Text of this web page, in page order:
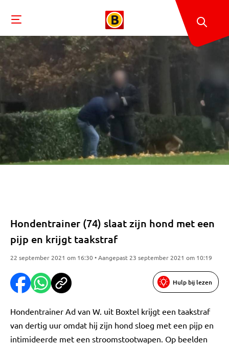
Hondentrainer (74) slaat zijn hond met een
pijp en krijgt taakstraf
22 september 2021 om 16:30 • Aangepast 23 september 2021 om 10:19
Hulp bij lezen
Hondentrainer Ad van W. uit Boxtel krijgt een taakstraf
van dertig uur omdat hij zijn hond sloeg met een pijp en
intimideerde met een stroomstootwapen. Op beelden